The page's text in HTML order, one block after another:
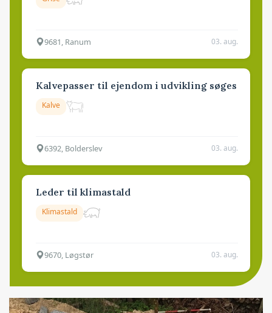
9681, Ranum 03. aug.
Kalvepasser til ejendom i udvikling søges
Kalve
6392, Bolderslev 03. aug.
Leder til klimastald
Klimastald
9670, Løgstør 03. aug.